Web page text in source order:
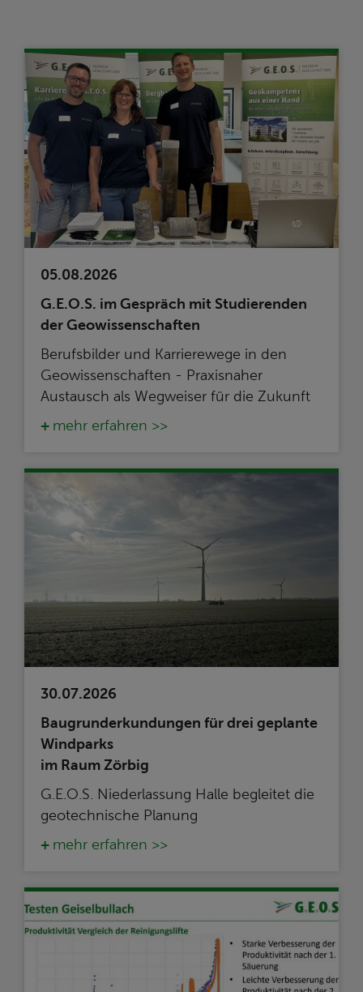
05.08.2026
G.E.O.S. im Gespräch mit Studierenden
der Geowissenschaften
Berufsbilder und Karrierewege in den
Geowissenschaften - Praxisnaher
Austausch als Wegweiser für die Zukunft
mehr erfahren >>
30.07.2026
Baugrunderkundungen für drei geplante
Windparks
im Raum Zörbig
G.E.O.S. Niederlassung Halle begleitet die
geotechnische Planung
mehr erfahren >>